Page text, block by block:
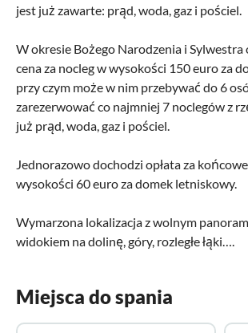
jest już zawarte: prąd, woda, gaz i pościel.
W okresie Bożego Narodzenia i Sylwestra
cena za nocleg w wysokości 150 euro za
przy czym może w nim przebywać do 6
zarezerwować co najmniej 7 noclegów z
już prąd, woda, gaz i pościel.
Jednorazowo dochodzi opłata za
wysokości 60 euro za domek letniskowy.
Wymarzona lokalizacja z wolnym
widokiem na dolinę, góry, rozległe łąki….
Miejsca do spania